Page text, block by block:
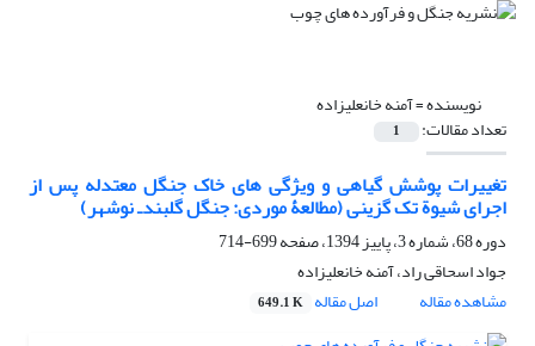
نویسنده =آمنه خانعلیزاده
تعداد مقالات: 1
تغییرات پوشش گیاهی و ویژگی‏ های خاک جنگل معتدله پس از
اجرای شیوة تک‏ گزینی (مطالعۀ موردی: جنگل گلبندـ نوشهر)
دوره 68، شماره 3، پاییز 1394، صفحه
699-714
جواد اسحاقی راد، آمنه خانعلیزاده
مشاهده مقاله
اصل مقاله 649.1 K